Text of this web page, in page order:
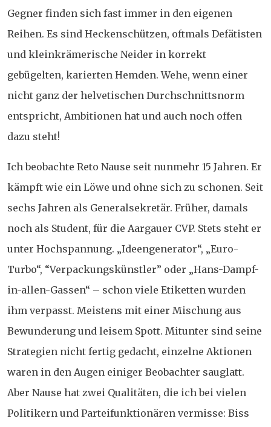
Gegner finden sich fast immer in den eigenen
Reihen. Es sind Heckenschützen, oftmals Defätisten
und kleinkrämerische Neider in korrekt
gebügelten, karierten Hemden. Wehe, wenn einer
nicht ganz der helvetischen Durchschnittsnorm
entspricht, Ambitionen hat und auch noch offen
dazu steht!
Ich beobachte Reto Nause seit nunmehr 15 Jahren. Er
kämpft wie ein Löwe und ohne sich zu schonen. Seit
sechs Jahren als Generalsekretär. Früher, damals
noch als Student, für die Aargauer CVP. Stets steht er
unter Hochspannung. „Ideengenerator“, „Euro-
Turbo“, “Verpackungskünstler” oder „Hans-Dampf-
in-allen-Gassen“ – schon viele Etiketten wurden
ihm verpasst. Meistens mit einer Mischung aus
Bewunderung und leisem Spott. Mitunter sind seine
Strategien nicht fertig gedacht, einzelne Aktionen
waren in den Augen einiger Beobachter sauglatt.
Aber Nause hat zwei Qualitäten, die ich bei vielen
Politikern und Parteifunktionären vermisse: Biss